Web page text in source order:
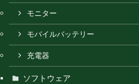
モニター
モバイルバッテリー
充電器
ソフトウェア